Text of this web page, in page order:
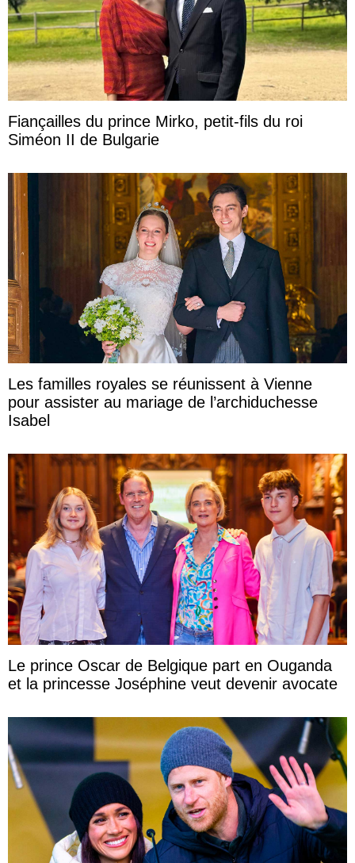
Fiançailles du prince Mirko, petit-fils du roi
Siméon II de Bulgarie
Les familles royales se réunissent à Vienne
pour assister au mariage de l’archiduchesse
Isabel
Le prince Oscar de Belgique part en Ouganda
et la princesse Joséphine veut devenir avocate